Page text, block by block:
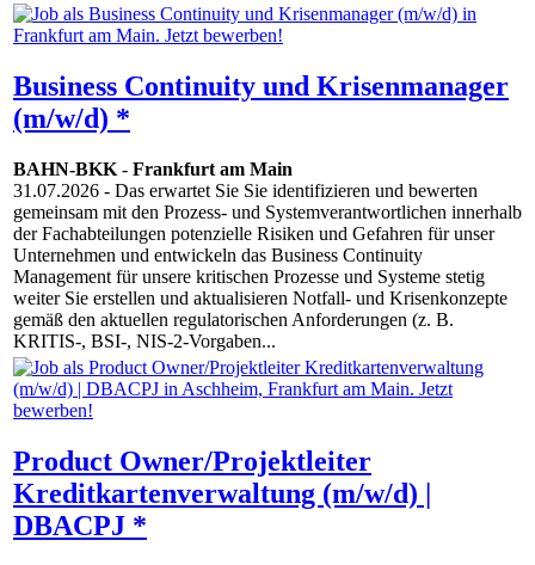
Business Continuity und Krisenmanager
(m/w/d) *
BAHN-BKK - Frankfurt am Main
31.07.2026 - Das erwartet Sie Sie identifizieren und bewerten
gemeinsam mit den Prozess- und Systemverantwortlichen innerhalb
der Fachabteilungen potenzielle Risiken und Gefahren für unser
Unternehmen und entwickeln das Business Continuity
Management für unsere kritischen Prozesse und Systeme stetig
weiter Sie erstellen und aktualisieren Notfall- und Krisenkonzepte
gemäß den aktuellen regulatorischen Anforderungen (z. B.
KRITIS-, BSI-, NIS-2-Vorgaben...
Product Owner/Projektleiter
Kreditkartenverwaltung (m/w/d) |
DBACPJ *